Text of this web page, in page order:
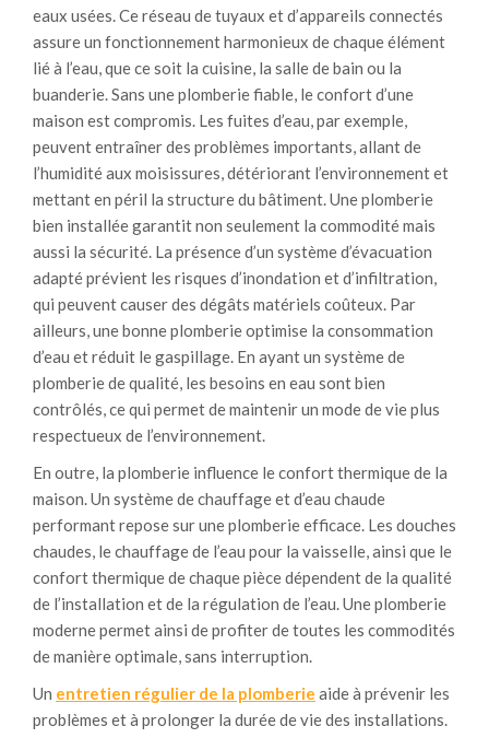
eaux usées. Ce réseau de tuyaux et d’appareils connectés
assure un fonctionnement harmonieux de chaque élément
lié à l’eau, que ce soit la cuisine, la salle de bain ou la
buanderie. Sans une plomberie fiable, le confort d’une
maison est compromis. Les fuites d’eau, par exemple,
peuvent entraîner des problèmes importants, allant de
l’humidité aux moisissures, détériorant l’environnement et
mettant en péril la structure du bâtiment. Une plomberie
bien installée garantit non seulement la commodité mais
aussi la sécurité. La présence d’un système d’évacuation
adapté prévient les risques d’inondation et d’infiltration,
qui peuvent causer des dégâts matériels coûteux. Par
ailleurs, une bonne plomberie optimise la consommation
d’eau et réduit le gaspillage. En ayant un système de
plomberie de qualité, les besoins en eau sont bien
contrôlés, ce qui permet de maintenir un mode de vie plus
respectueux de l’environnement.
En outre, la plomberie influence le confort thermique de la
maison. Un système de chauffage et d’eau chaude
performant repose sur une plomberie efficace. Les douches
chaudes, le chauffage de l’eau pour la vaisselle, ainsi que le
confort thermique de chaque pièce dépendent de la qualité
de l’installation et de la régulation de l’eau. Une plomberie
moderne permet ainsi de profiter de toutes les commodités
de manière optimale, sans interruption.
Un entretien régulier de la plomberie aide à prévenir les
problèmes et à prolonger la durée de vie des installations.